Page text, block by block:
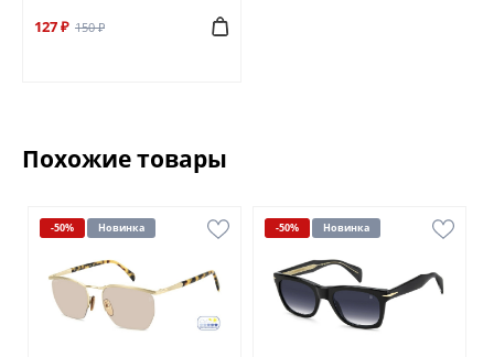
127 ₽ 150 ₽
Похожие товары
-50% Новинка -50% Новинка